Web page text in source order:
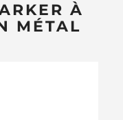
À
MÉTAL